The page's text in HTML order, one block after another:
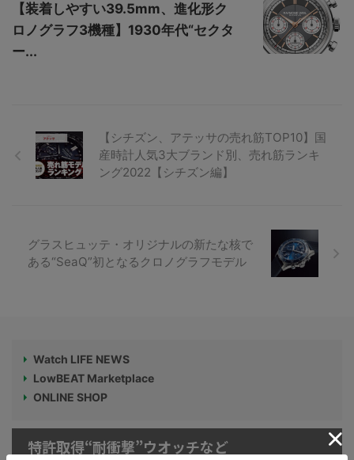
【装着しやすい39.5mm、進化形ク
ロノグラフ3機種】1930年代“セクタ
ー...
【シチズン、アテッサの売れ筋TOP10】国
産時計人気3大ブランド別、売れ筋ランキ
ング2022【シチズン編】
グラスヒュッテ・オリジナルの新たな核で
ある“SeaQ”初となるクロノグラフモデル
Watch LIFE NEWS
LowBEAT Marketplace
ONLINE SHOP
特許取得“耐衝撃”ウオッチなど